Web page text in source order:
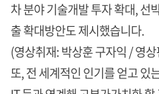
차 분야 기술개발 투자 확대, 선
출 확대방안도 제시했습니다.
(영상취재: 박상훈 구자익 / 영
또, 전 세계적인 인기를 얻고 있